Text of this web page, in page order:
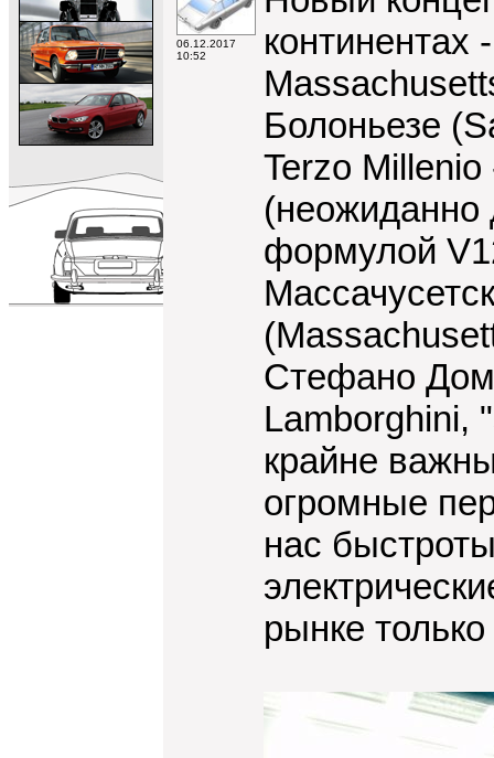
06.12.2017
10:52
Болоньезе
Terzo Millenio
(неожиданно
формулой
Стефано
Lamborghini,
крайне
огромные
нас
рынке только